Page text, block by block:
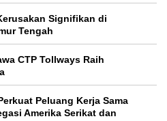
Signifikan di
Tengah
CTP Tollways Raih
Peluang Kerja Sama
Amerika Serikat dan